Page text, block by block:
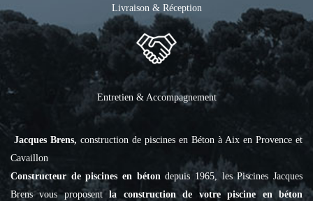
Livraison & Réception
Entretien & Accompagnement
Jacques Brens, construction de piscines en Béton à Aix en Provence et
Cavaillon
Constructeur de piscines en bétondepuis 1965, les Piscines Jacques
Brens vous proposentla construction de votre piscine en béton